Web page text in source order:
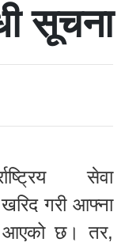
सूचना
सेवा
गरी आफ्ना
आएको छ। तर,